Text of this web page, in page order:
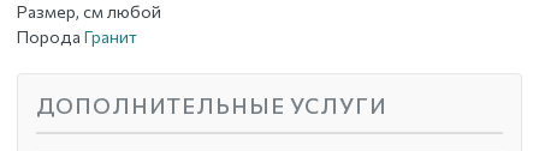
Размер, см любой
Порода Гранит
ДОПОЛНИТЕЛЬНЫЕ УСЛУГИ